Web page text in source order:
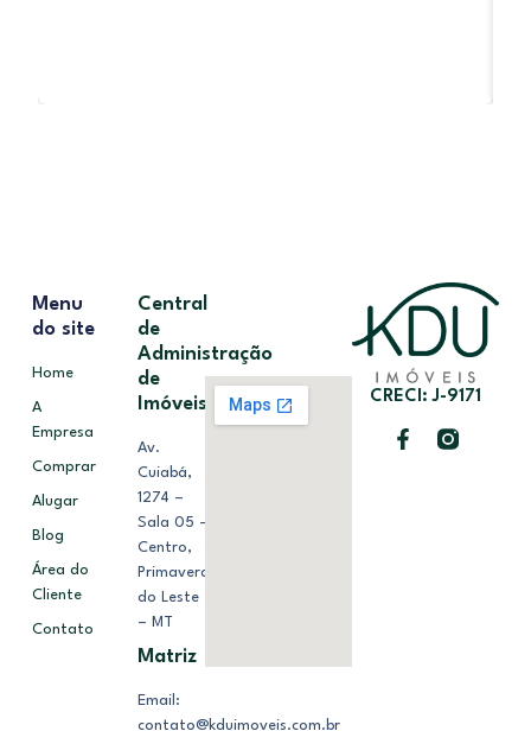
CRECI: J-9171
Menu
do site
Home
A
Empresa
Comprar
Alugar
Blog
Área do
Cliente
Contato
Central
de
Administração
de
Imóveis
Av.
Cuiabá,
1274 –
Sala 05 –
Centro,
Primavera
do Leste
– MT
Matriz
Email:
contato@kduimoveis.com.br